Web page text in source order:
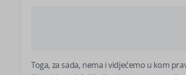
Toga, za sada, nema i vidjećemo u kom